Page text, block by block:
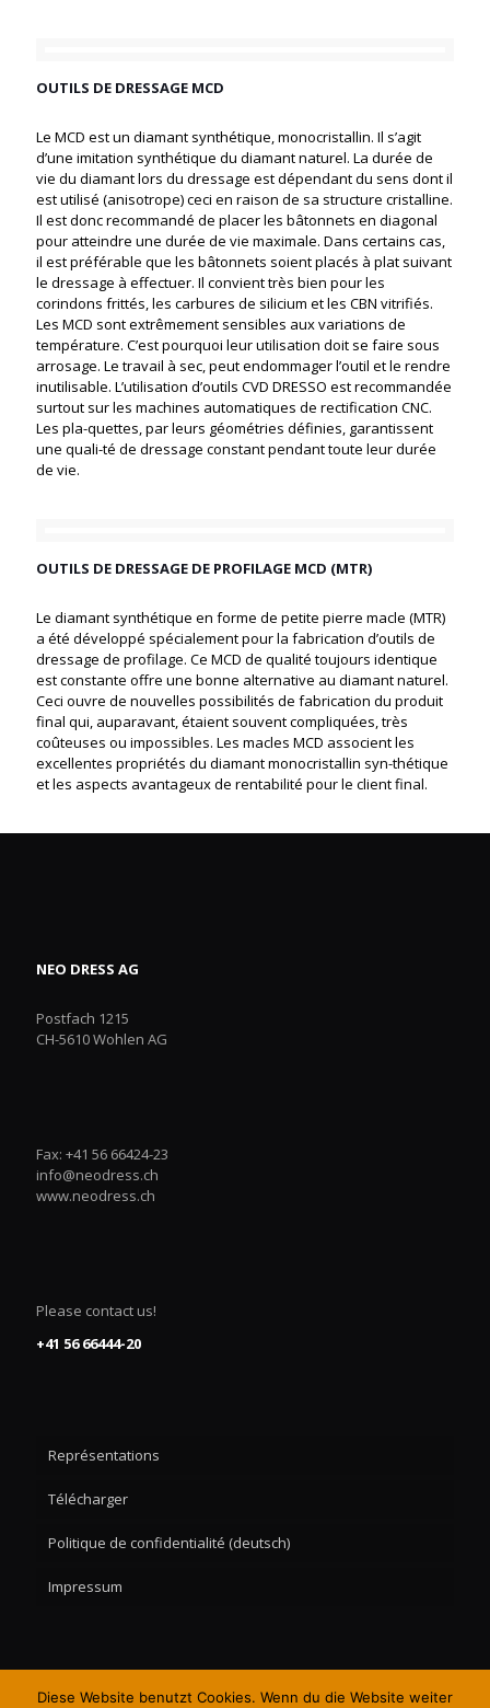
OUTILS DE DRESSAGE MCD
Le MCD est un diamant synthétique, monocristallin. Il s’agit
d’une imitation synthétique du diamant naturel. La durée de
vie du diamant lors du dressage est dépendant du sens dont il
est utilisé (anisotrope) ceci en raison de sa structure cristalline.
Il est donc recommandé de placer les bâtonnets en diagonal
pour atteindre une durée de vie maximale. Dans certains cas,
il est préférable que les bâtonnets soient placés à plat suivant
le dressage à effectuer. Il convient très bien pour les
corindons frittés, les carbures de silicium et les CBN vitrifiés.
Les MCD sont extrêmement sensibles aux variations de
température. C’est pourquoi leur utilisation doit se faire sous
arrosage. Le travail à sec, peut endommager l’outil et le rendre
inutilisable. L’utilisation d’outils CVD DRESSO est recommandée
surtout sur les machines automatiques de rectification CNC.
Les pla-quettes, par leurs géométries définies, garantissent
une quali-té de dressage constant pendant toute leur durée
de vie.
OUTILS DE DRESSAGE DE PROFILAGE MCD (MTR)
Le diamant synthétique en forme de petite pierre macle (MTR)
a été développé spécialement pour la fabrication d’outils de
dressage de profilage. Ce MCD de qualité toujours identique
est constante offre une bonne alternative au diamant naturel.
Ceci ouvre de nouvelles possibilités de fabrication du produit
final qui, auparavant, étaient souvent compliquées, très
coûteuses ou impossibles. Les macles MCD associent les
excellentes propriétés du diamant monocristallin syn-thétique
et les aspects avantageux de rentabilité pour le client final.
NEO DRESS AG
Postfach 1215
CH-5610 Wohlen AG
Fax: +41 56 66424-23
info@neodress.ch
www.neodress.ch
Please contact us!
+41 56 66444-20
Représentations
Télécharger
Politique de confidentialité (deutsch)
Impressum
Diese Website benutzt Cookies. Wenn du die Website weiter